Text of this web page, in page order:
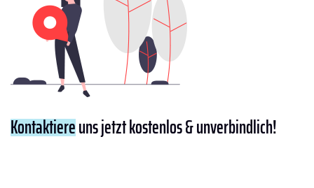
Kontaktiereuns jetzt kostenlos & unverbindlich!